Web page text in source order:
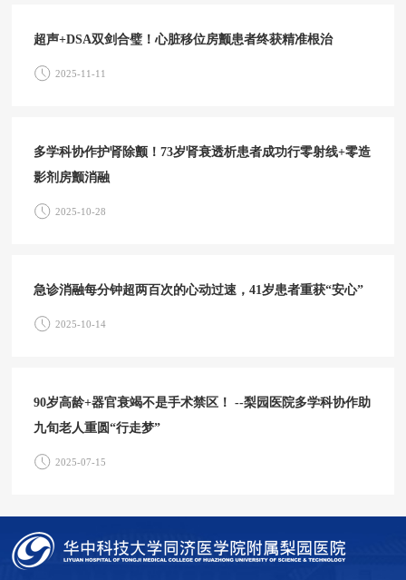
超声+DSA双剑合璧！心脏移位房颤患者终获精准根治
2025-11-11
多学科协作护肾除颤！73岁肾衰透析患者成功行零射线+零造
影剂房颤消融
2025-10-28
急诊消融每分钟超两百次的心动过速，41岁患者重获“安心”
2025-10-14
90岁高龄+器官衰竭不是手术禁区！ --梨园医院多学科协作助
九旬老人重圆“行走梦”
2025-07-15